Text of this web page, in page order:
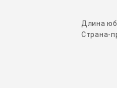
Длина
Страна-